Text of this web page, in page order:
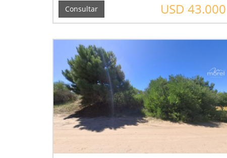
Consultar USD 43.000